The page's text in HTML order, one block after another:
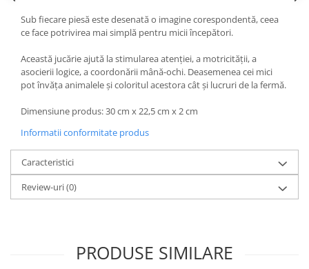
Sub fiecare piesă este desenată o imagine corespondentă, ceea
ce face potrivirea mai simplă pentru micii începători.
Această jucărie ajută la stimularea atenției, a motricității, a
asocierii logice, a coordonării mână-ochi. Deasemenea cei mici
pot învăța animalele și coloritul acestora cât şi lucruri de la fermă.
Dimensiune produs: 30 cm x 22,5 cm x 2 cm
Informatii conformitate produs
Caracteristici
Review-uri(0)
PRODUSE SIMILARE